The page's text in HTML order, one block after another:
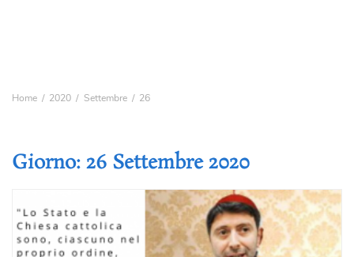
Home 2020 Settembre 26
Giorno: 26 Settembre 2020